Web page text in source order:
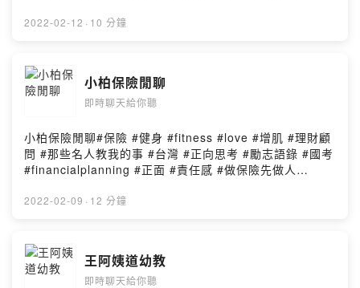
烤肉 #餐旅 #모도리Powered by Firstory Hosting
2022-02-12 · 10 分鐘
小柏保險閒聊
即時聊天給你聽
小柏保險閒聊#保險 #健身 #fitness #love #增肌 #理財顧
問 #那些名人教我的事 #台灣 #正向思考 #勵志語錄 #國考
#financialplanning #正面 #責任感 #做保險先做人
成長 #summer #model #自拍 #taiwan #醫療 #錢
2022-02-09 · 12 分鐘
王阿姨道幼教
即時聊天給你聽